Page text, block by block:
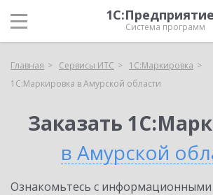
Система программ
Главная Сервисы ИТС
1С:Маркировка
1С:Маркировка в Амурской области
Заказать
в Амурской
Ознакомьтесь с информационными